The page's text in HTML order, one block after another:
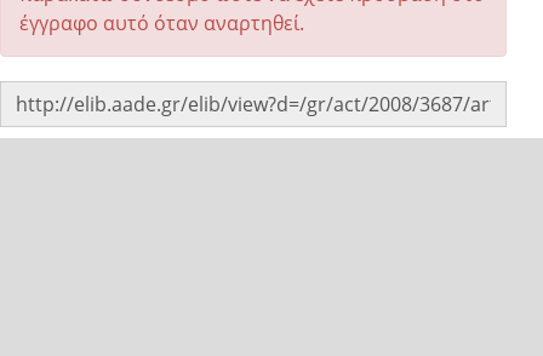
έγγραφο αυτό όταν αναρτηθεί.